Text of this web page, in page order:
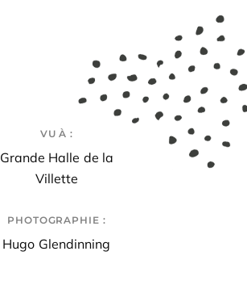
VU À :
Grande Halle de la
Villette
PHOTOGRAPHIE :
Hugo Glendinning